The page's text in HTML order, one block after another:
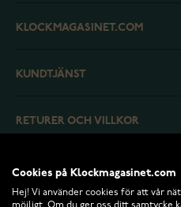
KLOCKMAGASINET.COM
KUNDTJÄNST
RETURER OCH VILLKOR
INFO
Cookies på Klockmagasinet.com
Hej! Vi använder cookies för att vår